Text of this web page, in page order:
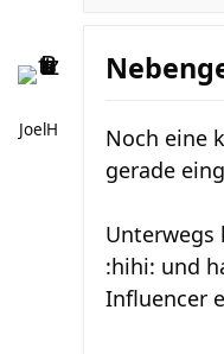
JoelH
Noch eine
gerade
Unterwegs
:hihi: und
Influencer